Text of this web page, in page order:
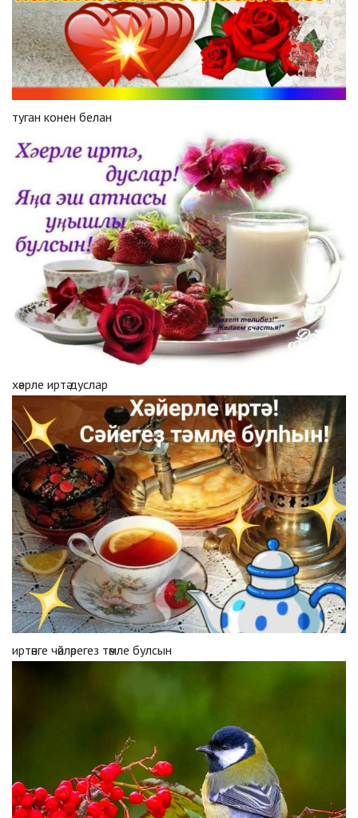
туган конен белан
хәерле иртә дуслар
иртәнге чәйләрегез тәмле булсын